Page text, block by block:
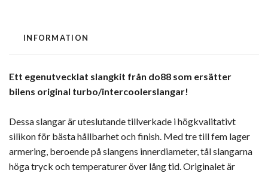
INFORMATION
Ett egenutvecklat slangkit från do88 som ersätter
bilens original turbo/intercoolerslangar!
Dessa slangar är uteslutande tillverkade i högkvalitativt
silikon för bästa hållbarhet och finish. Med tre till fem lager
armering, beroende på slangens innerdiameter, tål slangarna
höga tryck och temperaturer över lång tid. Originalet är